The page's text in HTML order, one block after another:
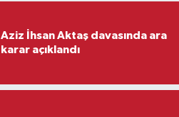
Aziz İhsan Aktaş davasında ara
karar açıklandı